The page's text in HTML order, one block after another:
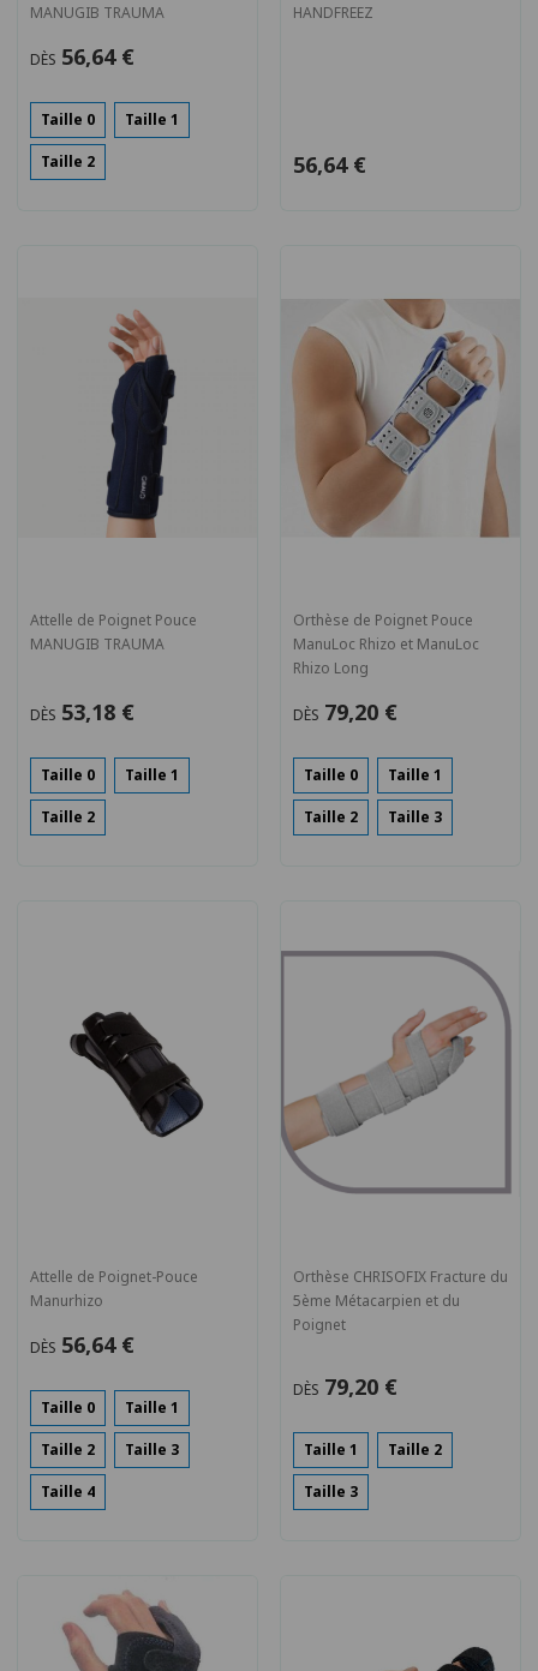
MANUGIB TRAUMA
DÈS 56,64 €
Taille 0 Taille 1
Taille 2
HANDFREEZ
56,64 €
Attelle de Poignet Pouce
MANUGIB TRAUMA
DÈS 53,18 €
Taille 0 Taille 1
Taille 2
Orthèse de Poignet Pouce
ManuLoc Rhizo et ManuLoc
Rhizo Long
DÈS 79,20 €
Taille 0 Taille 1
Taille 2 Taille 3
Attelle de Poignet-Pouce
Manurhizo
DÈS 56,64 €
Taille 0 Taille 1
Taille 2 Taille 3
Taille 4
Orthèse CHRISOFIX Fracture du
5ème Métacarpien et du
Poignet
DÈS 79,20 €
Taille 1 Taille 2
Taille 3